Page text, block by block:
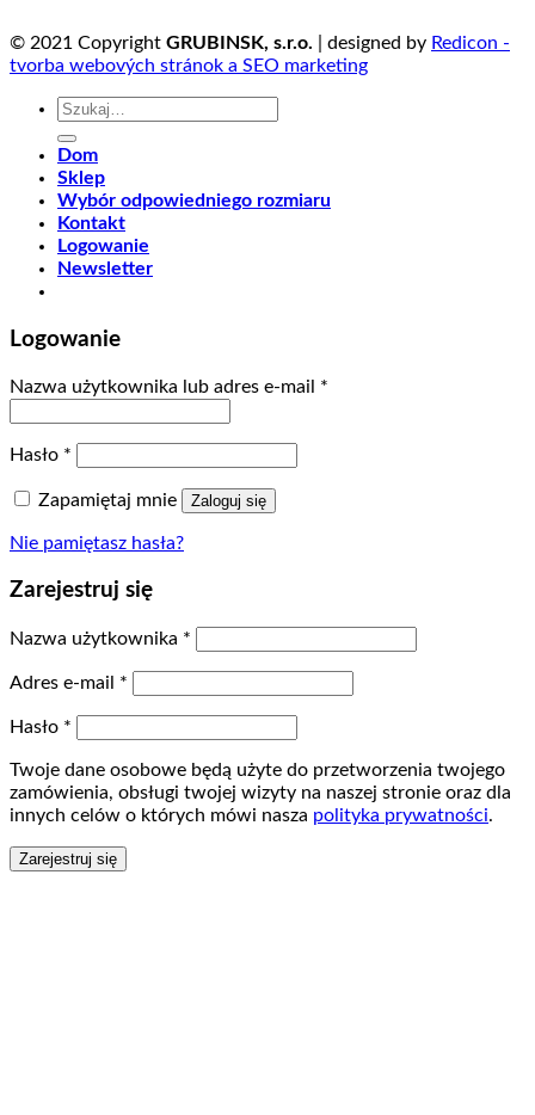
© 2021 Copyright GRUBINSK, s.r.o. | designed by Redicon -
tvorba webových stránok a SEO marketing
Szukaj:
Dom
Sklep
Wybór odpowiedniego rozmiaru
Kontakt
Logowanie
Newsletter
Logowanie
Nazwa użytkownika lub adres e-mail *
Hasło *
Zapamiętaj mnie Zaloguj się
Nie pamiętasz hasła?
Zarejestruj się
Nazwa użytkownika *
Adres e-mail *
Hasło *
Twoje dane osobowe będą użyte do przetworzenia twojego
zamówienia, obsługi twojej wizyty na naszej stronie oraz dla
innych celów o których mówi nasza polityka prywatności.
Zarejestruj się